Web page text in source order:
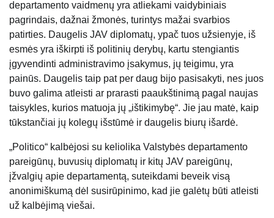
departamento vaidmenų yra atliekami vaidybiniais
pagrindais, dažnai žmonės, turintys mažai svarbios
patirties. Daugelis JAV diplomatų, ypač tuos užsienyje, iš
esmės yra iškirpti iš politinių derybų, kartu stengiantis
įgyvendinti administravimo įsakymus, jų teigimu, yra
painūs. Daugelis taip pat per daug bijo pasisakyti, nes juos
buvo galima atleisti ar prarasti paaukštinimą pagal naujas
taisykles, kurios matuoja jų „ištikimybę“. Jie jau matė, kaip
tūkstančiai jų kolegų išstūmė ir daugelis biurų išardė.
„Politico“ kalbėjosi su keliolika Valstybės departamento
pareigūnų, buvusių diplomatų ir kitų JAV pareigūnų,
įžvalgių apie departamentą, suteikdami beveik visą
anonimiškumą dėl susirūpinimo, kad jie galėtų būti atleisti
už kalbėjimą viešai.